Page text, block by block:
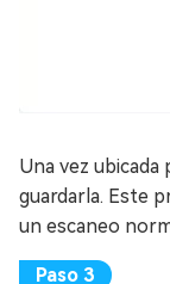
Una vez ubicada
guardarla. Este
un escaneo